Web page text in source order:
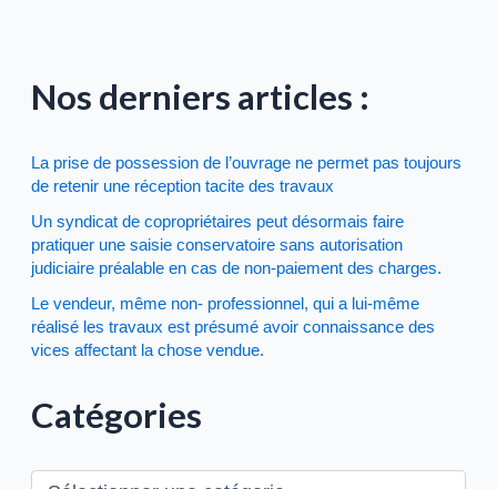
Nos derniers articles :
La prise de possession de l’ouvrage ne permet pas toujours
de retenir une réception tacite des travaux
Un syndicat de copropriétaires peut désormais faire
pratiquer une saisie conservatoire sans autorisation
judiciaire préalable en cas de non-paiement des charges.
Le vendeur, même non- professionnel, qui a lui-même
réalisé les travaux est présumé avoir connaissance des
vices affectant la chose vendue.
Catégories
C